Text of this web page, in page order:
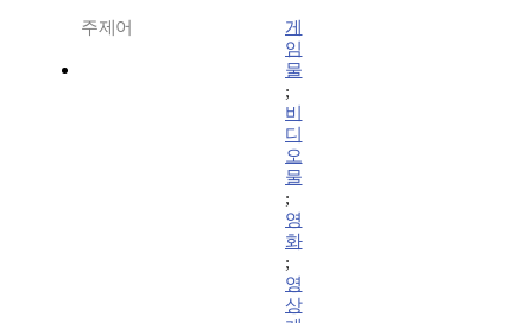
주제어
게
임
물
;
비
디
오
물
;
영
화
;
영
상